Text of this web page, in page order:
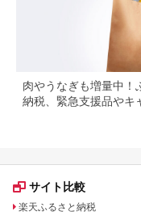
肉やうなぎも増量中！
納税、緊急支援品やキ
サイト比較
楽天ふるさと納税